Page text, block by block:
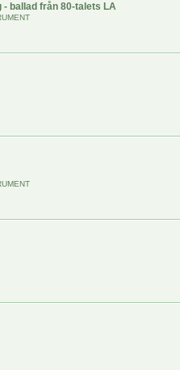
- ballad från 80-talets LA